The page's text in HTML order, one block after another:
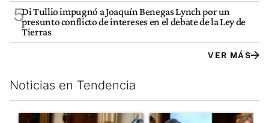
5Di Tullio impugnó a Joaquín Benegas Lynch por un
presunto conflicto de intereses en el debate de la Ley de
Tierras
VER MÁS
Noticias en Tendencia
Este listado muestra los artículos con más comentarios en los
Un artículo de tendencia con el título "Encuesta: Patricia
Un artículo de tendencia con